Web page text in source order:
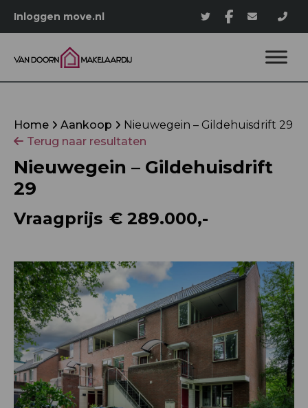
Inloggen move.nl
Home Aankoop
Nieuwegein – Gildehuisdrift 29
Terug naar resultaten
Nieuwegein – Gildehuisdrift
29
Vraagprijs € 289.000,-